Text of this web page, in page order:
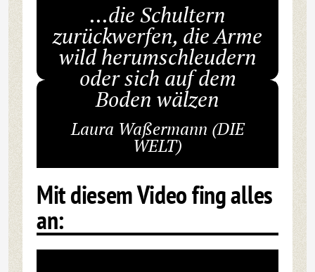
...die Schultern
zurückwerfen, die Arme
wild herumschleudern
oder sich auf dem
Boden wälzen
Laura Waßermann (DIE
WELT)
Mit diesem Video fing alles
an: